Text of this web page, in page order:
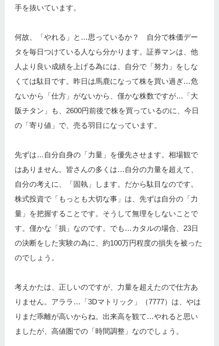
手を抜いています。
何故、「やれる」と…思っているか？ 自分で株価デー
タを毎日つけている人なら分かります。証券マンは、他
人より良い成績を上げる為には、自分で「努力」をしな
くては駄目です。昨日は馬鹿になって株を買い過ぎ…危
ないから「仕方」がないから、僅かな株数ですが…「大
阪チタン」も、2600円前後で株を買っているのに、今日
の「寄り値」で、売る羽目になっています。
先ずは…自分自身の「力量」を優先させます。相場観で
はありません。皆さんの多くは…自分の力量を超えて、
自分の考えに、「固執」します。だから駄目なのです。
株式投資で「もっとも大切な事」は、先ずは自分の「力
量」を把握することです。そうして無理をしないことで
す。僅かな「損」なのです。でも…カタルの場合、23日
の決断をした実験の為に、約100万円程度の損失を被った
のでしょう。
考えかたは、正しいのですが、力量を超えたので仕方あ
りません。アララ…「3Dマトリック」（7777）は、やは
りまだ乖離が高いからね。出来高を観て…やれると思い
ましたが、高値圏での「時間調整」なのでしょう。